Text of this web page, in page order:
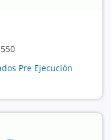
Pre Ejecución